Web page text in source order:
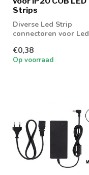
Strips
Diverse Led Strip
connectoren voor Led
€0,38
Op voorraad